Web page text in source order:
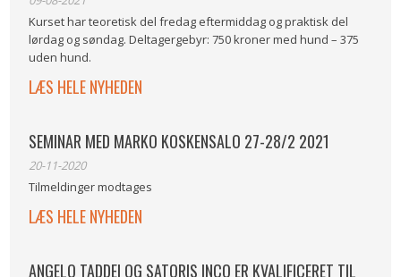
Kurset har teoretisk del fredag eftermiddag og praktisk del
lørdag og søndag. Deltagergebyr: 750 kroner med hund – 375
uden hund.
LÆS HELE NYHEDEN
​SEMINAR MED MARKO KOSKENSALO​ 27-28/2 2021
20-11-2020
Tilmeldinger modtages​
LÆS HELE NYHEDEN
ANGELO TADDEI OG SATORIS INCO ER KVALIFICERET TIL